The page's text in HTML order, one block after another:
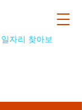
자리 찾아보